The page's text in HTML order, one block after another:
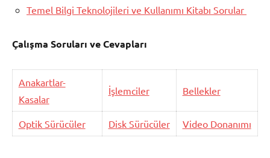
Temel Bilgi Teknolojileri ve Kullanımı Kitabı Sorular
Çalışma Soruları ve Cevapları
Anakartlar-
Kasalar
İşlemciler Bellekler
Optik Sürücüler Disk Sürücüler Video Donanımı